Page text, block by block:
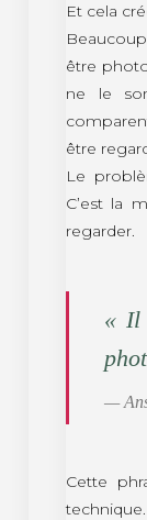
Et cela
être
ne le
être
Le
C’est la
regarder.
« Il
—
Cette